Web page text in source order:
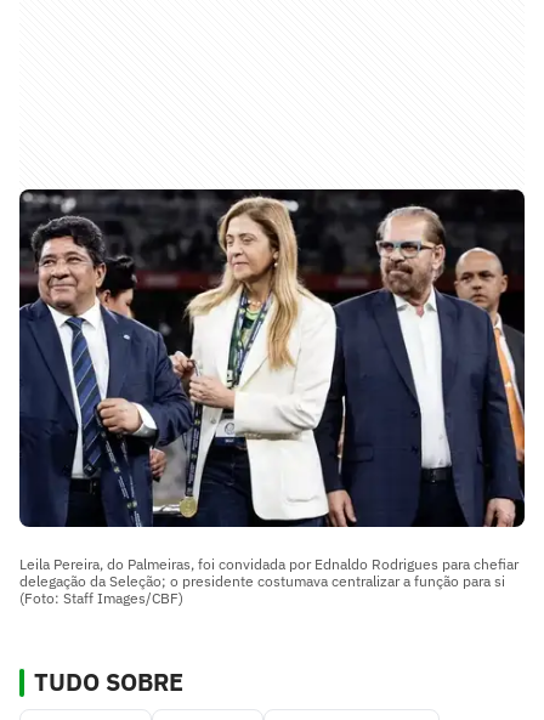
Leila Pereira, do Palmeiras, foi convidada por Ednaldo Rodrigues para chefiar
delegação da Seleção; o presidente costumava centralizar a função para si
(Foto: Staff Images/CBF)
TUDO SOBRE